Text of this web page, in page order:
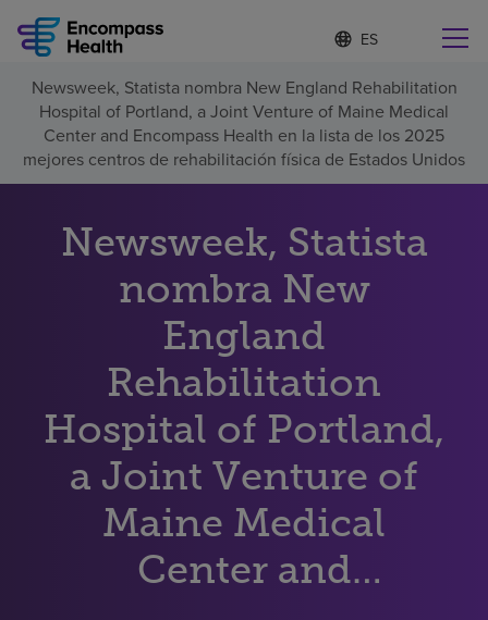
Lista
de
idiomas
contraída
d
o
m
a
s
c
c
o
o
Encuentre una localidad cerca de usted
Servicios de rehabilitación
Pacientes y cuidadores
Recursos de salud
Acerca de nosotros
Buscar un centro
Newsweek, Statista nombra New England Rehabilitation
Hospital of Portland, a Joint Venture of Maine Medical
Center and Encompass Health en la lista de los 2025
mejores centros de rehabilitación física de Estados Unidos
Newsweek, Statista
nombra New
England
Rehabilitation
Hospital of Portland,
a Joint Venture of
Maine Medical
Center and